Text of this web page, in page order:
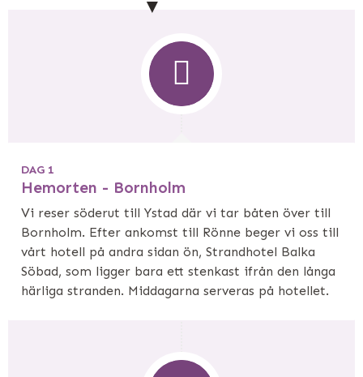
DAG 1
Hemorten - Bornholm
Vi reser söderut till Ystad där vi tar båten över till
Bornholm. Efter ankomst till Rönne beger vi oss till
vårt hotell på andra sidan ön, Strandhotel Balka
Söbad, som ligger bara ett stenkast ifrån den långa
härliga stranden. Middagarna serveras på hotellet.